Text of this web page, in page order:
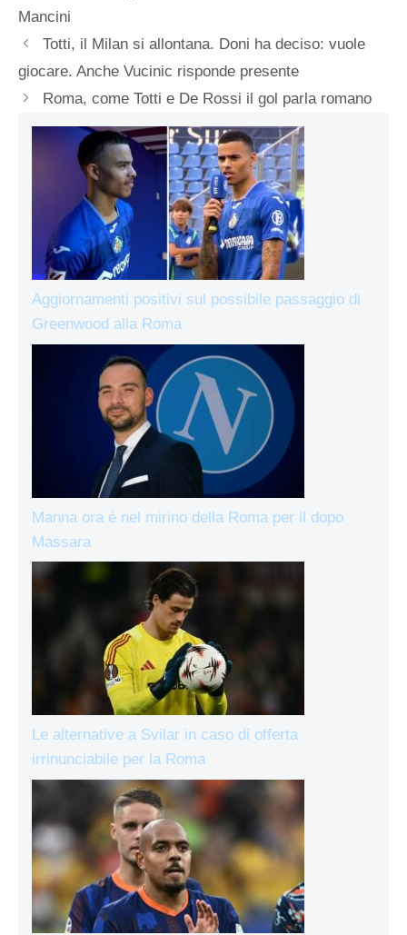
Mancini
Totti, il Milan si allontana. Doni ha deciso: vuole
giocare. Anche Vucinic risponde presente
Roma, come Totti e De Rossi il gol parla romano
Aggiornamenti positivi sul possibile passaggio di
Greenwood alla Roma
Manna ora è nel mirino della Roma per il dopo
Massara
Le alternative a Svilar in caso di offerta
irrinunciabile per la Roma